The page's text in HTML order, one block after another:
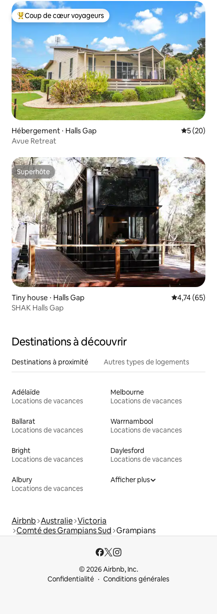
Coups de cœur voyageurs les plus appréciés
Coup de cœur voyageurs
Hébergement ⋅ Halls Gap
5 (20)
Avue Retreat
Superhôte
Superhôte
Tiny house ⋅ Halls Gap Évaluation
4,74 (65)
SHAK Halls Gap
Destinations à découvrir
Destinations à proximité Autres types de logements
Adélaïde
Locations de vacances
Melbourne
Locations de vacances
Ballarat
Locations de vacances
Warrnambool
Locations de vacances
Bright
Locations de vacances
Daylesford
Locations de vacances
Albury
Locations de vacances
Afficher plus
Airbnb Australie Victoria
Comté des Grampians Sud Grampians
© 2026 Airbnb, Inc.
Confidentialité
Conditions générales